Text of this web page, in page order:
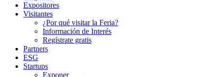
Expositores
Visitantes
¿Por qué visitar la Feria?
Información de Interés
Regístrate gratis
Partners
ESG
Startups
Exponer